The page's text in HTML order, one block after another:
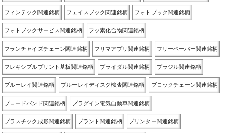
フィンテック関連銘柄 フェイスブック関連銘柄 フォトブック関連銘柄
フォトブックサービス関連銘柄 フッ素化合物関連銘柄
フランチャイズチェーン関連銘柄 フリマアプリ関連銘柄 フリーペーパー関連銘柄
フレキシブルプリント基板関連銘柄 ブライダル関連銘柄 ブラジル関連銘柄
ブルーレイ関連銘柄 ブルーレイディスク検査関連銘柄 ブロックチェーン関連銘柄
ブロードバンド関連銘柄 プラグイン電気自動車関連銘柄
プラスチック成形関連銘柄 プラント関連銘柄 プリンター関連銘柄